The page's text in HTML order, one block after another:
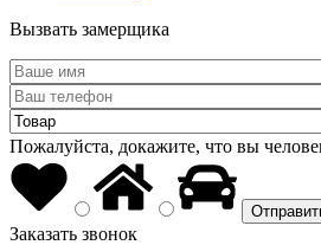
Вызвать замерщика
Пожалуйста, докажите, что вы
Заказать звонок